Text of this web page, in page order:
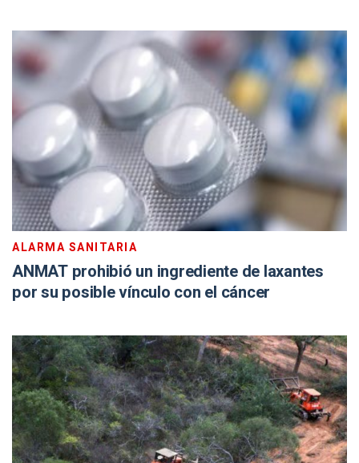
ALARMA SANITARIA
ANMAT prohibió un ingrediente de laxantes
por su posible vínculo con el cáncer